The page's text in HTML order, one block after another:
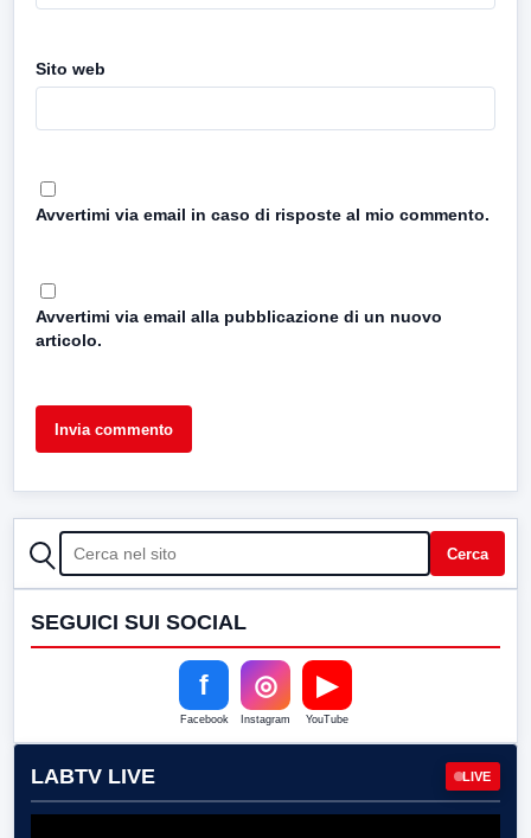
Sito web
Avvertimi via email in caso di risposte al mio commento.
Avvertimi via email alla pubblicazione di un nuovo
articolo.
CERCA Cerca
SEGUICI SUI SOCIAL
f
Facebook
◎
Instagram
▶
YouTube
LABTV LIVE LIVE